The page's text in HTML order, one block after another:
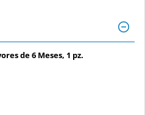
de 6 Meses, 1 pz.